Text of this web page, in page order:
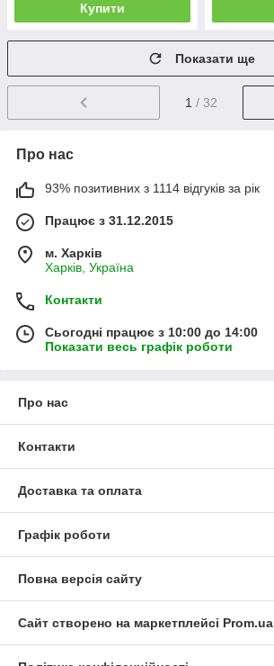
Купити
Показати ще
1 / 32
Про нас
93% позитивних з 1114 відгуків за рік
Працює з 31.12.2015
м. Харків
Харків, Україна
Контакти
Сьогодні працює з 10:00 до 14:00
Показати весь графік роботи
Про нас
Контакти
Доставка та оплата
Графік роботи
Повна версія сайту
Сайт створено на маркетплейсі Prom.ua